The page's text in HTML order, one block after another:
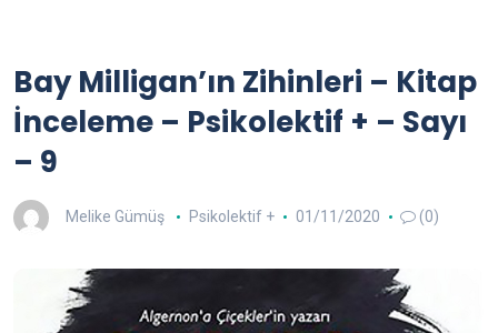
Bay Milligan’ın Zihinleri – Kitap
İnceleme – Psikolektif + – Sayı
– 9
Melike Gümüş Psikolektif + 01/11/2020 (0)